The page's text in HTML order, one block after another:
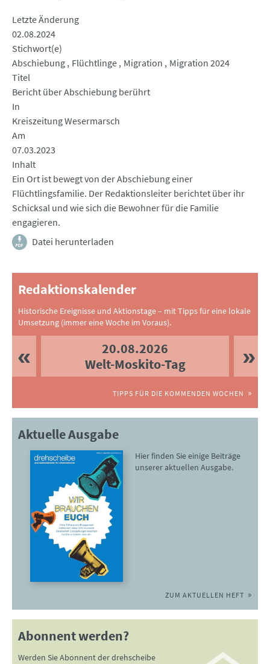
Letzte Änderung
02.08.2024
Stichwort(e)
Abschiebung Flüchtlinge Migration
Migration 2024
Titel
Bericht über Abschiebung berührt
In
Kreiszeitung Wesermarsch
Am
07.03.2023
Inhalt
Ein Ort ist bewegt von der Abschiebung einer
Flüchtlingsfamilie. Der Redaktionsleiter berichtet über ihr
Schicksal und wie sich die Bewohner für die Familie
engagieren.
Datei herunterladen
Redaktionskalender
Historische Ereignisse und Aktionstage – mit Tipps für eine lokale
Umsetzung (immer eine Woche im Voraus).
20.08.2026
Welt-Moskito-Tag
TIPPS FÜR DIE KOMMENDEN WOCHEN
Aktuelle Ausgabe
Hier finden Sie einige Beiträge
unserer aktuellen Ausgabe.
ZUM AKTUELLEN HEFT
Abonnent werden?
Werden Sie Abonnent der drehscheibe